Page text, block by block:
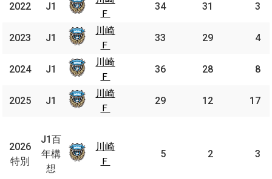
2022
Ｆ
34 31 3
2023
川崎
Ｆ
33 29 4
2024
川崎
Ｆ
36 28 8
2025
川崎
Ｆ
29 12 17
2026
特別
百
年
川崎
Ｆ
5 2 3
2022 J1
Ｆ
2023 J1
川崎
Ｆ
2024 J1
川崎
Ｆ
2025 J1
川崎
Ｆ
2026
特別
J1百
年構
想
川崎
Ｆ